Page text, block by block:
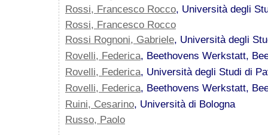
Rossi, Francesco Rocco, Università degli
Rossi, Francesco Rocco
Rossi Rognoni, Gabriele, Università degli
Rovelli, Federica, Beethovens Werkstatt,
Rovelli, Federica, Università degli Studi di
Rovelli, Federica, Beethovens Werkstatt,
Ruini, Cesarino, Università di Bologna
Russo, Paolo